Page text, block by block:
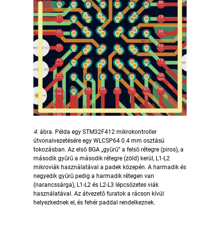
4. ábra. Példa egy STM32F412 mikrokontroller
útvonalvezetésére egy WLCSP64 0.4 mm osztású
tokozásban. Az első BGA „gyűrű” a felső rétegre (piros), a
második gyűrű a második rétegre (zöld) kerül, L1-L2
mikroviák használatával a padek közepén. A harmadik és
negyedik gyűrű pedig a harmadik rétegen van
(narancssárga), L1-L2 és L2-L3 lépcsőzetes viák
használatával. Az átvezető furatok a rácson kívül
helyezkednek el, és fehér paddal rendelkeznek.